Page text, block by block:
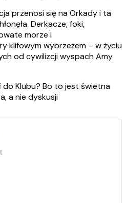
przenosi się na Orkady i ta
Derkacze, foki,
morze i
klifowym wybrzeżem – w życiu
od cywilizcji wyspach Amy
do Klubu? Bo to jest świetna
a nie dyskusji